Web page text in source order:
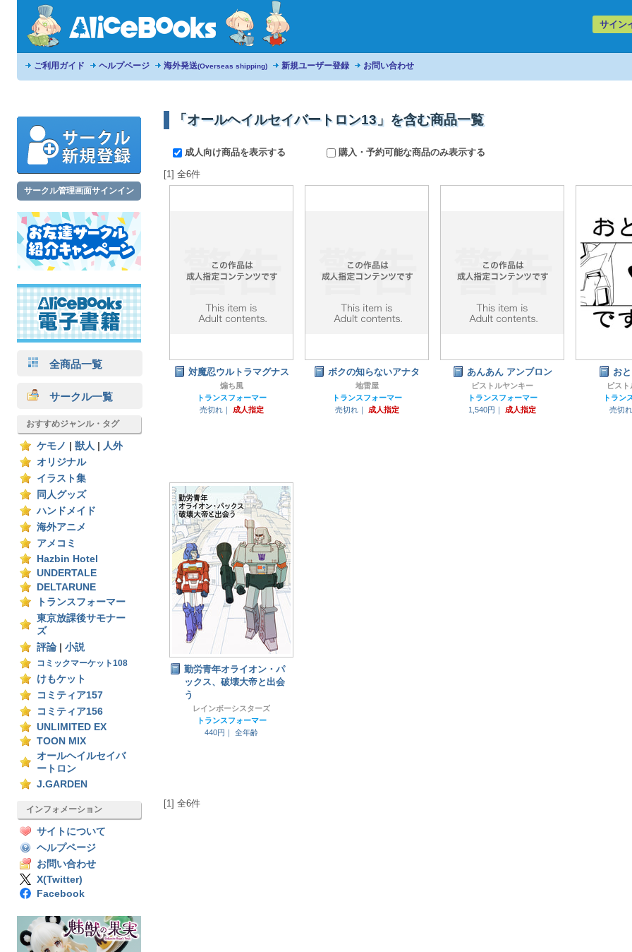
サイン
ご利用ガイド ヘルプページ 海外発送(Overseas shipping) 新規ユーザー登録 お問い合わせ
サークル管理画面サインイン
全商品一覧
サークル一覧
おすすめジャンル・タグ
ケモノ 獣人
人外
オリジナル
イラスト集
同人グッズ
ハンドメイド
海外アニメ
アメコミ
Hazbin Hotel
UNDERTALE
DELTARUNE
トランスフォーマー
東京放課後サモナー
ズ
評論
小説
コミックマーケット108
けもケット
コミティア157
コミティア156
UNLIMITED EX
TOON MIX
オールヘイルセイバ
ートロン
J.GARDEN
インフォメーション
サイトについて
ヘルプページ
お問い合わせ
X(Twitter)
Facebook
「オールヘイルセイバートロン13」を含む商品一覧
成人向け商品を表示する 購入・予約可能な商品のみ表示する
[1] 全6件
対魔忍ウルトラマグナス
煽ち風
トランスフォーマー
売切れ｜
成人指定
ボクの知らないアナタ
地雷屋
トランスフォーマー
売切れ｜
成人指定
あんあん アンブロン
ピストルヤンキー
トランスフォーマー
1,540円｜
成人指定
お
ピス
トラン
売切れ
勤労青年オライオン・パ
ックス、破壊大帝と出会
う
レインボーシスターズ
トランスフォーマー
440円｜
全年齢
[1] 全6件